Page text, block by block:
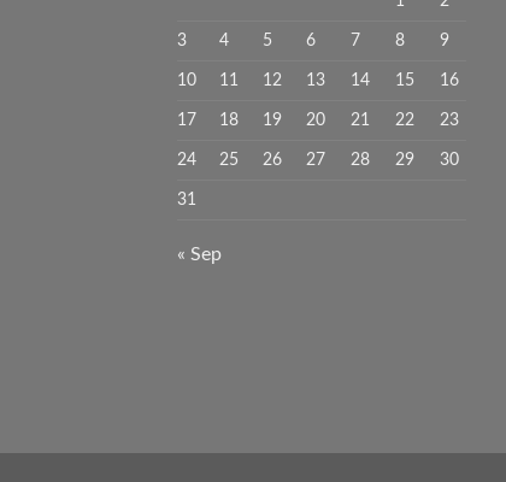
3 4 5 6 7 8 9
10 11 12 13 14 15 16
17 18 19 20 21 22 23
24 25 26 27 28 29 30
31
« Sep